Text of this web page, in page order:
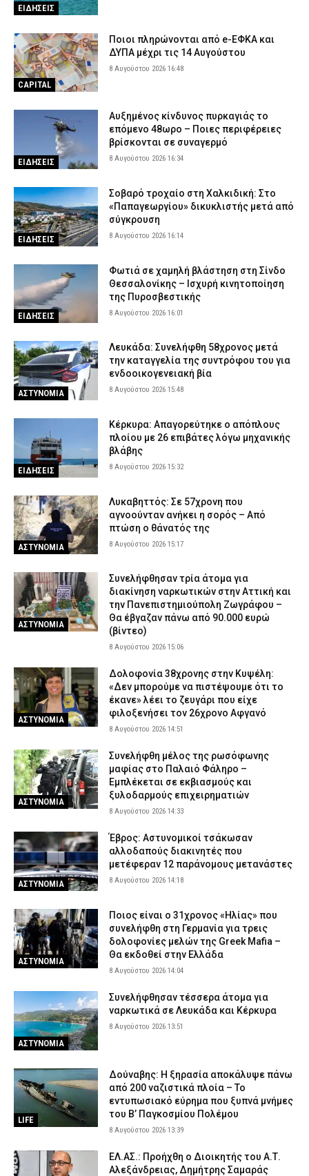
Marfin: «Στις φωτογραφίες της επίθεσης δεν είναι η εντολέας
γίνει και το 2022»
ΑΣΤΥΝΟΜΙΑ 8 Αυγούστου 2026 10:00
ΕΙΔΗΣΕΙΣ
CAPITAL
Ποιοι πληρώνονται από e-ΕΦΚΑ και
ΔΥΠΑ μέχρι τις 14 Αυγούστου
8 Αυγούστου 2026 16:48
ΕΙΔΗΣΕΙΣ
Αυξημένος κίνδυνος πυρκαγιάς το
επόμενο 48ωρο – Ποιες περιφέρειες
βρίσκονται σε συναγερμό
8 Αυγούστου 2026 16:34
ΕΙΔΗΣΕΙΣ
Σοβαρό τροχαίο στη Χαλκιδική: Στο
«Παπαγεωργίου» δικυκλιστής μετά από
σύγκρουση
8 Αυγούστου 2026 16:14
ΕΙΔΗΣΕΙΣ
Φωτιά σε χαμηλή βλάστηση στη Σίνδο
Θεσσαλονίκης – Ισχυρή κινητοποίηση
της Πυροσβεστικής
8 Αυγούστου 2026 16:01
ΑΣΤΥΝΟΜΙΑ
Λευκάδα: Συνελήφθη 58χρονος μετά
την καταγγελία της συντρόφου του για
ενδοοικογενειακή βία
8 Αυγούστου 2026 15:48
ΕΙΔΗΣΕΙΣ
Κέρκυρα: Απαγορεύτηκε ο απόπλους
πλοίου με 26 επιβάτες λόγω μηχανικής
βλάβης
8 Αυγούστου 2026 15:32
ΑΣΤΥΝΟΜΙΑ
Λυκαβηττός: Σε 57χρονη που
αγνοούνταν ανήκει η σορός – Από
πτώση ο θάνατός της
8 Αυγούστου 2026 15:17
ΑΣΤΥΝΟΜΙΑ
Συνελήφθησαν τρία άτομα για
διακίνηση ναρκωτικών στην Αττική και
την Πανεπιστημιούπολη Ζωγράφου –
Θα έβγαζαν πάνω από 90.000 ευρώ
(βίντεο)
8 Αυγούστου 2026 15:06
ΑΣΤΥΝΟΜΙΑ
Δολοφονία 38χρονης στην Κυψέλη:
«Δεν μπορούμε να πιστέψουμε ότι το
έκανε» λέει το ζευγάρι που είχε
φιλοξενήσει τον 26χρονο Αφγανό
8 Αυγούστου 2026 14:51
ΑΣΤΥΝΟΜΙΑ
Συνελήφθη μέλος της ρωσόφωνης
μαφίας στο Παλαιό Φάληρο –
Εμπλέκεται σε εκβιασμούς και
ξυλοδαρμούς επιχειρηματιών
8 Αυγούστου 2026 14:33
ΑΣΤΥΝΟΜΙΑ
Έβρος: Αστυνομικοί τσάκωσαν
αλλοδαπούς διακινητές που
μετέφεραν 12 παράνομους μετανάστες
8 Αυγούστου 2026 14:18
ΑΣΤΥΝΟΜΙΑ
Ποιος είναι ο 31χρονος «Ηλίας» που
συνελήφθη στη Γερμανία για τρεις
δολοφονίες μελών της Greek Mafia –
Θα εκδοθεί στην Ελλάδα
8 Αυγούστου 2026 14:04
ΑΣΤΥΝΟΜΙΑ
Συνελήφθησαν τέσσερα άτομα για
ναρκωτικά σε Λευκάδα και Κέρκυρα
8 Αυγούστου 2026 13:51
LIFE
Δούναβης: Η ξηρασία αποκάλυψε πάνω
από 200 ναζιστικά πλοία – Το
εντυπωσιακό εύρημα που ξυπνά μνήμες
του Β’ Παγκοσμίου Πολέμου
8 Αυγούστου 2026 13:39
ΕΛ.ΑΣ.: Προήχθη ο Διοικητής του Α.Τ.
Αλεξάνδρειας, Δημήτρης Σαμαράς